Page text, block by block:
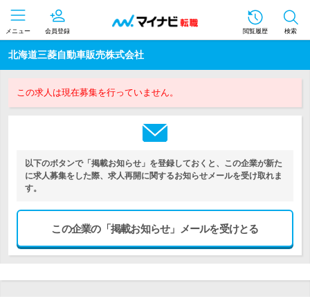
メニュー 会員登録 閲覧履歴 検索
北海道三菱自動車販売株式会社
この求人は現在募集を行っていません。
以下のボタンで「掲載お知らせ」を登録しておくと、この企業が新た
に求人募集をした際、求人再開に関するお知らせメールを受け取れま
す。
この企業の「掲載お知らせ」メールを受けとる